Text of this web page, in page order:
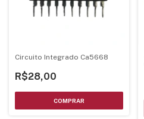
Circuito Integrado Ca5668
R$28,00